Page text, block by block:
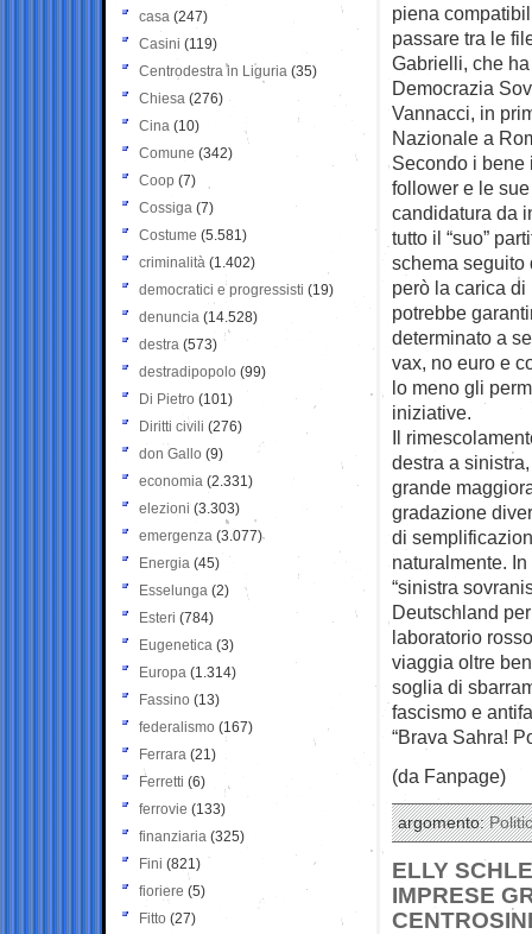
piena
passare tra le
Gabrielli, che
Democrazia
Vannacci, in
Nazionale a
Secondo i bene
follower e le
candidatura da
tutto il “suo”
schema seguito
però la carica
potrebbe
determinato a
vax, no euro e
lo meno gli
iniziative.
Il
destra a
grande
gradazione
di
naturalmente.
“sinistra
Deutschland
laboratorio
viaggia oltre
soglia di
fascismo e
“Brava Sahra!
(da Fanpage)
argomento:
ELLY
IMPRESE
casa (247)
Casini (119)
Centrodestra in Liguria (35)
Chiesa (276)
Cina (10)
Comune (342)
Coop (7)
Cossiga (7)
Costume (5.581)
criminalità (1.402)
democratici e progressisti (19)
denuncia (14.528)
destra (573)
destradipopolo (99)
Di Pietro (101)
Diritti civili (276)
don Gallo (9)
economia (2.331)
elezioni (3.303)
emergenza (3.077)
Energia (45)
Esselunga (2)
Esteri (784)
Eugenetica (3)
Europa (1.314)
Fassino (13)
federalismo (167)
Ferrara (21)
Ferretti (6)
ferrovie (133)
finanziaria (325)
Fini (821)
fioriere (5)
Fitto (27)